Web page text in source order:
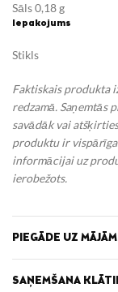
Sāls 0,18 g
Iepakojums
Stikls
Faktiskais produkta
redzamā. Saņemtās
savādāk vai
produktu ir
informācijai uz
ierobežots.
PIEGĀDE UZ MĀJĀM
SAŅEMŠANA